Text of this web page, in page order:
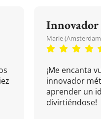
Innovador
Marie
¡Me encanta
innovador
aprender un
divirtiéndose!